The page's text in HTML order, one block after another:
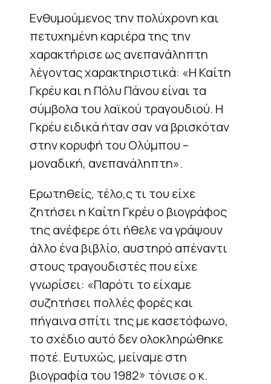
Ενθυμούμενος την πολύχρονη και
πετυχημένη καριέρα της την
χαρακτήρισε ως ανεπανάληπτη
λέγοντας χαρακτηριστικά: «Η Καίτη
Γκρέυ και η Πόλυ Πάνου είναι τα
σύμβολα του λαϊκού τραγουδιού. Η
Γκρέυ ειδικά ήταν σαν να βρισκόταν
στην κορυφή του Ολύμπου –
μοναδική, ανεπανάληπτη».
Ερωτηθείς, τέλο,ς τι του είχε
ζητήσει η Καίτη Γκρέυ ο βιογράφος
της ανέφερε ότι ήθελε να γράψουν
άλλο ένα βιβλίο, αυστηρό απέναντι
στους τραγουδιστές που είχε
γνωρίσει: «Παρότι το είχαμε
συζητήσει πολλές φορές και
πήγαινα σπίτι της με κασετόφωνο,
το σχέδιο αυτό δεν ολοκληρώθηκε
ποτέ. Ευτυχώς, μείναμε στη
βιογραφία του 1982» τόνισε ο κ.